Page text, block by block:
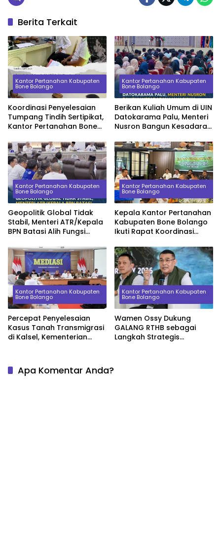
Berita Terkait
Kantor Pertanahan Kabupaten
Bone Bolango
Koordinasi Penyelesaian
Tumpang Tindih Sertipikat,
Kantor Pertanahan Bone
Kanwil BPN Provinsi
Gorontalo
Kantor Pertanahan Kabupaten
Bone Bolango
Berikan Kuliah Umum di UIN
Datokarama Palu, Menteri
Nusron Bangun Kesadaran
Ekonomi Tanah
Kantor Pertanahan Kabupaten
Bone Bolango
Geopolitik Global Tidak
Stabil, Menteri ATR/Kepala
BPN Batasi Alih Fungsi
Ketahanan Pangan
Kantor Pertanahan Kabupaten
Bone Bolango
Kepala Kantor Pertanahan
Kabupaten Bone Bolango
Ikuti Rapat Koordinasi
Aset Tanah Pemerintah
Daerah
Kantor Pertanahan Kabupaten
Bone Bolango
Percepat Penyelesaian
Kasus Tanah Transmigrasi
di Kalsel, Kementerian
Kantor Pertanahan Kabupaten
Bone Bolango
Wamen Ossy Dukung
GALANG RTHB sebagai
Langkah Strategis
Apa Komentar Anda?